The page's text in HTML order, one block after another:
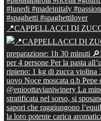
📍CAPPELLACCI DI